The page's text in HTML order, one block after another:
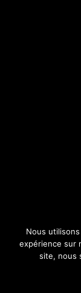
Nous
expérience sur
site, nous